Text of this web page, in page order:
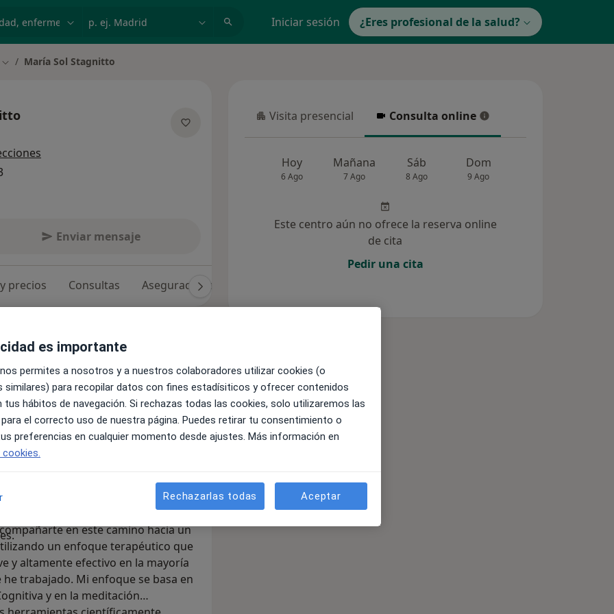
Iniciar sesión ¿Eres profesional de la salud?
Cambiar de ciudad
María Sol Stagnitto
Enviar mensaje
precios Consultas Aseguradoras
que estás buscando!
sanitaria y cuento con más de
tanto en terapia online como
en el tratamiento de la
y la gestión emocional. He
de diferentes países,
completo, práctico y con
en este camino hacia un
un enfoque terapéutico que
y altamente efectivo en la mayoría
he trabajado. Mi enfoque se basa en
y en la meditación
Visita presencial
Visita presencial Consulta online
Consulta online
Hoy
6 Ago
Mañana
7 Ago
Sáb
8 Ago
Dom
9 Ago
Este centro aún no ofrece la reserva online
de cita
Pedir una cita
es importante
permites a nosotros y a nuestros colaboradores utilizar cookies (o
similares) para recopilar datos con fines estadísiticos y ofrecer contenidos
tus hábitos de navegación. Si rechazas todas las cookies, solo utilizaremos las
el correcto uso de nuestra página. Puedes retirar tu consentimiento o
preferencias en cualquier momento desde ajustes. Más información en
Rechazarlas todas Aceptar